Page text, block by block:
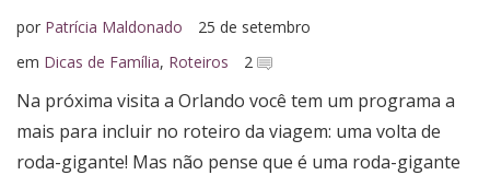
por Patrícia Maldonado
25 de setembro
em Dicas de Família, Roteiros 2
Na próxima visita a Orlando você tem um programa a
mais para incluir no roteiro da viagem: uma volta de
roda-gigante! Mas não pense que é uma roda-gigante